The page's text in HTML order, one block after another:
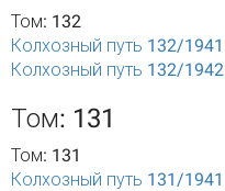
Том: 132
Колхозный путь 132/1941
Колхозный путь 132/1942
Том: 131
Том: 131
Колхозный путь 131/1941